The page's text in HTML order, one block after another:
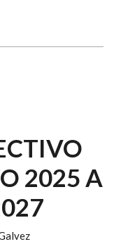
2025 A